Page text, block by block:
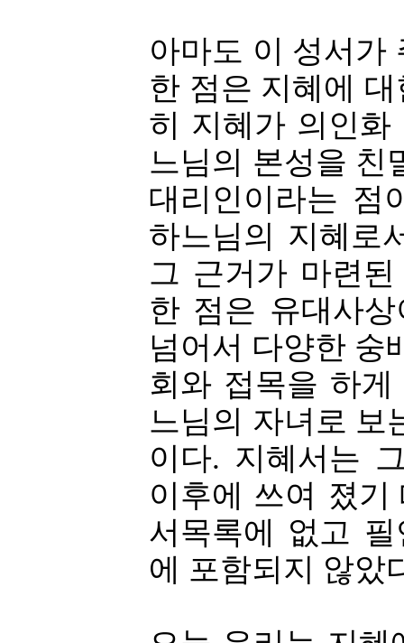
아마도 이 성서가
한 점은 지혜에
히 지혜가 의인
느님의 본성을 친
대리인이라는 점
하느님의 지혜로
그 근거가 마련
한 점은 유대사
넘어서 다양한 숭
회와 접목을 하
느님의 자녀로 보
이다. 지혜서는
이후에 쓰여 졌
서목록에 없고
에 포함되지 않았